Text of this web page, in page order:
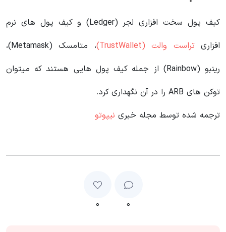
کیف پول سخت افزاری لجر (Ledger) و کیف پول های نرم
افزاریتراست والت (TrustWallet)
، متامسک (Metamask)،‌
رینبو (Rainbow) از جمله کیف پول هایی هستند که میتوان
توکن های ARB‌ را در آن نگهداری کرد.
ترجمه شده توسط مجله خبری نیپوتو
۰ ۰